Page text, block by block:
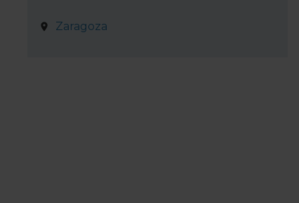
Zaragoza